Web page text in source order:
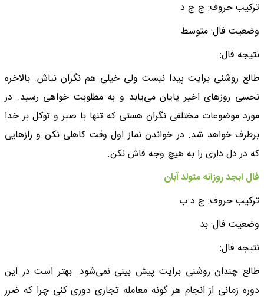
ترکیب حروف: ج ج د
وضعیت فال: متوسط
نتیجه فال:
طالع روشنی برایت پیدا نیست ولی خیلی هم نگران نباش. بالاخره
نحسی روزهای اخیر پایان می‌یابد و به مطلوبت خواهی رسید. در
مورد موضوعات مختلفی نگران هستی که تنها با صبر و توکل بر خدا
برطرف خواهد شد. در خواندن نماز اول وقت کاهلی نکن و رازهایی
که در دل داری را به هیچ وجه فاش نکن.
فال ابجد روزانه متولد آبان
ترکیب حروف: ج د ب
وضعیت فال: بد
نتیجه فال:
طالع چندان روشنی برایت پیش بینی نمی‌شود. بهتر است در این
دوره زمانی از انجام هر گونه معامله تجاری دوری کنی چرا که ضرر